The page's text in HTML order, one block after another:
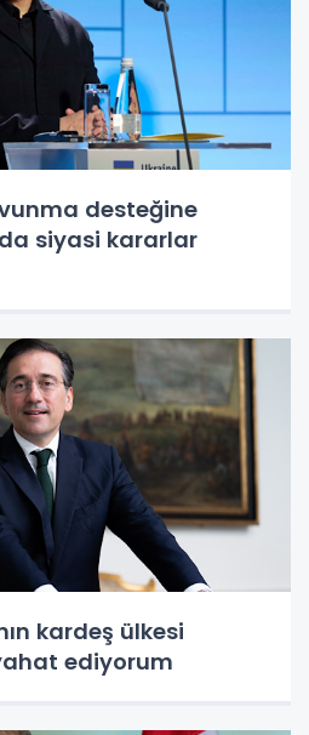
desteğine
siyasi kararlar
kardeş ülkesi
ediyorum